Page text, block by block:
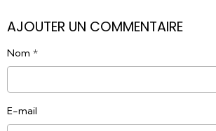
AJOUTER UN COMMENTAIRE
Nom
E-mail